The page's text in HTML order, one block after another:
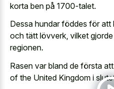
korta ben på 1700-talet.
Dessa hundar föddes för att
och tätt lövverk, vilket
regionen.
Rasen var bland de första
of the United Kingdom i